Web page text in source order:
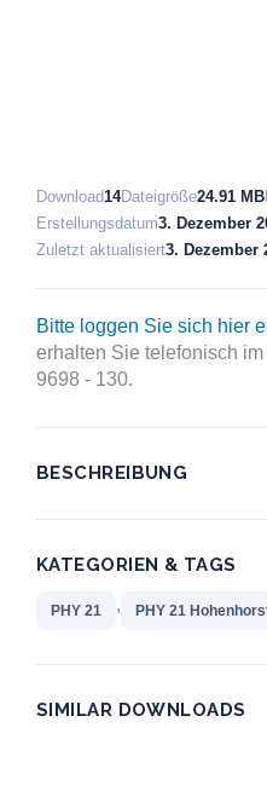
Download14Dateigröße24.91 MB
Erstellungsdatum3. Dezember
Zuletzt aktualisiert3. Dezember
Bitte loggen Sie sich hier
erhalten Sie telefonisch
9698 - 130.
BESCHREIBUNG
KATEGORIEN & TAGS
PHY 21 , PHY 21
SIMILAR DOWNLOADS